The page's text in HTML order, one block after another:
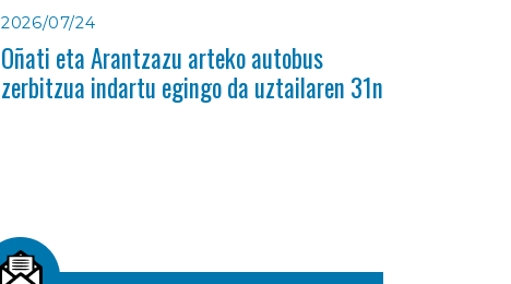
2026/07/24
Oñati eta Arantzazu arteko autobus
zerbitzua indartu egingo da uztailaren 31n